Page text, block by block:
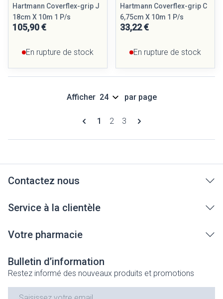
Hartmann Coverflex-grip J
18cm X 10m 1 P/s
105,90 €
En rupture de stock
Hartmann Coverflex-grip C
6,75cm X 10m 1 P/s
33,22 €
En rupture de stock
Pages
Vous lisez actuellement la page
1 Page
2 Page
3
Afficher par page
Contactez nous
Service à la clientèle
Votre pharmacie
Bulletin d’information
Restez informé des nouveaux produits et promotions